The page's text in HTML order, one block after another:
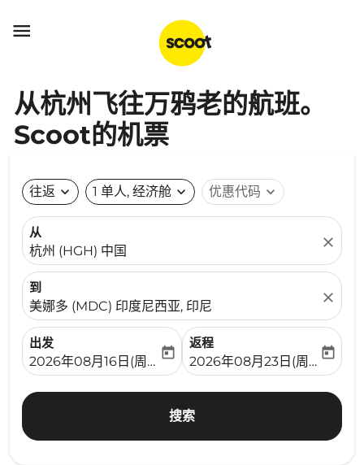

从杭州飞往万鸦老的航班。
Scoot的机票
往返 expand_more 1 单人, 经济舱 expand_more 优惠代码 expand_more
从
杭州 (HGH) 中国
close
到
美娜多 (MDC) 印度尼西亚, 印尼
close
出发
fc-booking-departure-date-aria-label
2026年08月16日(周日)
today
返程
fc-booking-return-date-
2026年08月23日(周日)
today
搜索